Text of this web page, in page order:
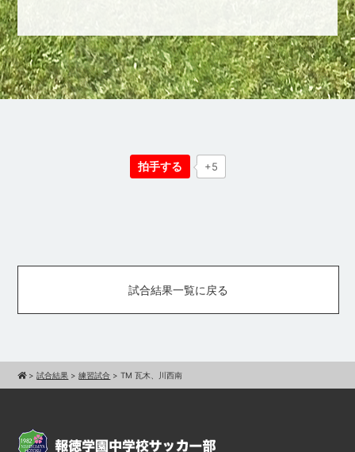
拍手する +5
試合結果一覧に戻る
>試合結果 >練習試合 >TM 瓦木、川西南